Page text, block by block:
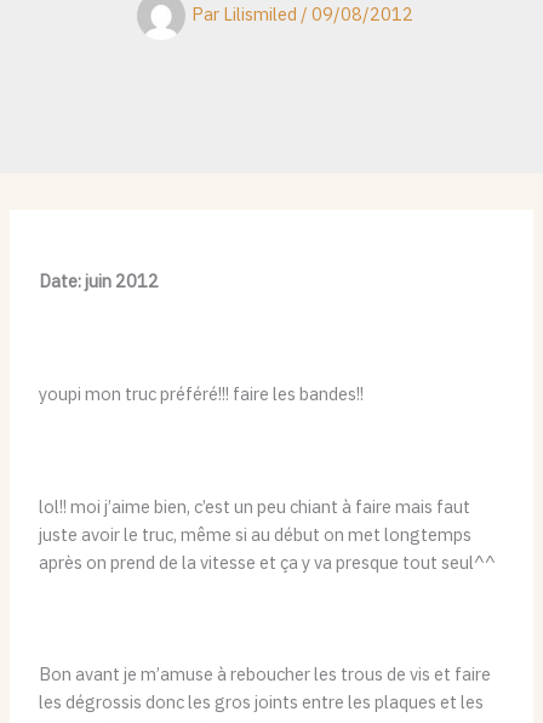
Par Lilismiled / 09/08/2012
Date: juin 2012
youpi mon truc préféré!!! faire les bandes!!
lol!! moi j’aime bien, c’est un peu chiant à faire mais faut
juste avoir le truc, même si au début on met longtemps
après on prend de la vitesse et ça y va presque tout seul^^
Bon avant je m’amuse à reboucher les trous de vis et faire
les dégrossis donc les gros joints entre les plaques et les